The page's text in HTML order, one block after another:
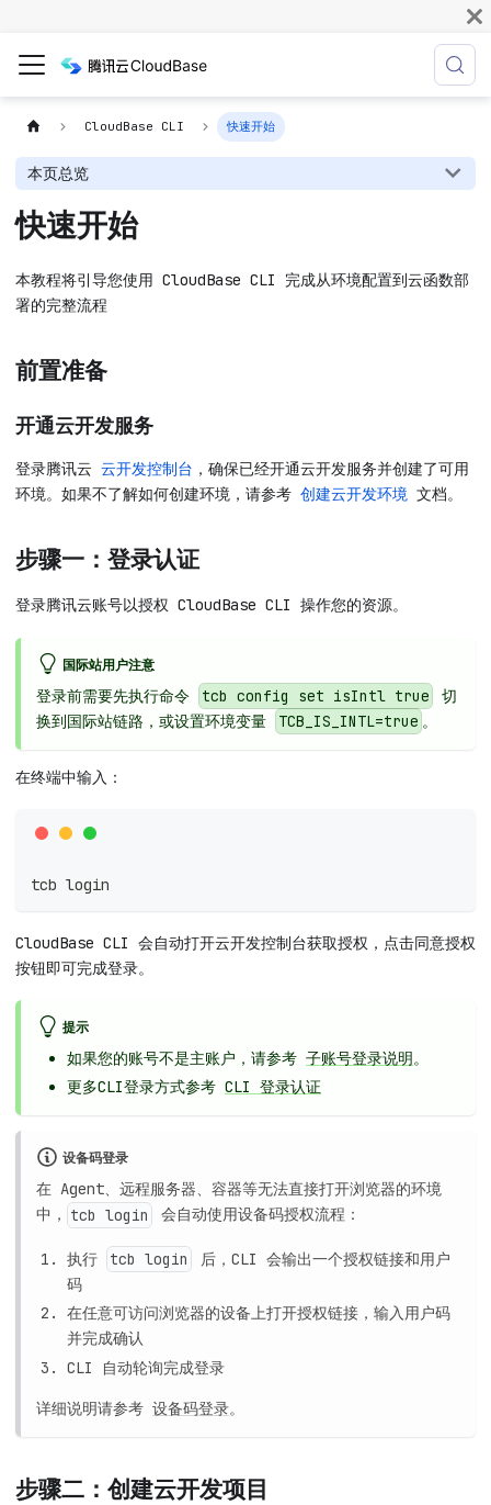
CloudBase CLI 快速开始
本页总览
快速开始
本教程将引导您使用 CloudBase CLI 完成从环境配置到云函数部
署的完整流程
前置准备
开通云开发服务
登录腾讯云 云开发控制台 ，确保已经开通云开发服务并创建了可用
环境。如果不了解如何创建环境，请参考 创建云开发环境 文档。
步骤一：登录认证
登录腾讯云账号以授权 CloudBase CLI 操作您的资源。
国际站用户注意
登录前需要先执行命令 tcb config set isIntl true
切
换到国际站链路，或设置环境变量
TCB_IS_INTL=true 。
在终端中输入：
tcb login
CloudBase CLI 会自动打开云开发控制台获取授权，点击同意授权
按钮即可完成登录。
提示
如果您的账号不是主账户，请参考 子账号登录说明。
更多CLI登录方式参考 CLI 登录认证
设备码登录
在 Agent、远程服务器、容器等无法直接打开浏览器的环境
中， tcb login 会自动使用设备码授权流程：
执行 tcb login
后，CLI 会输出一个授权链接和用户
码
在任意可访问浏览器的设备上打开授权链接，输入用户码
并完成确认
CLI 自动轮询完成登录
详细说明请参考 设备码登录。
步骤二：创建云开发项目